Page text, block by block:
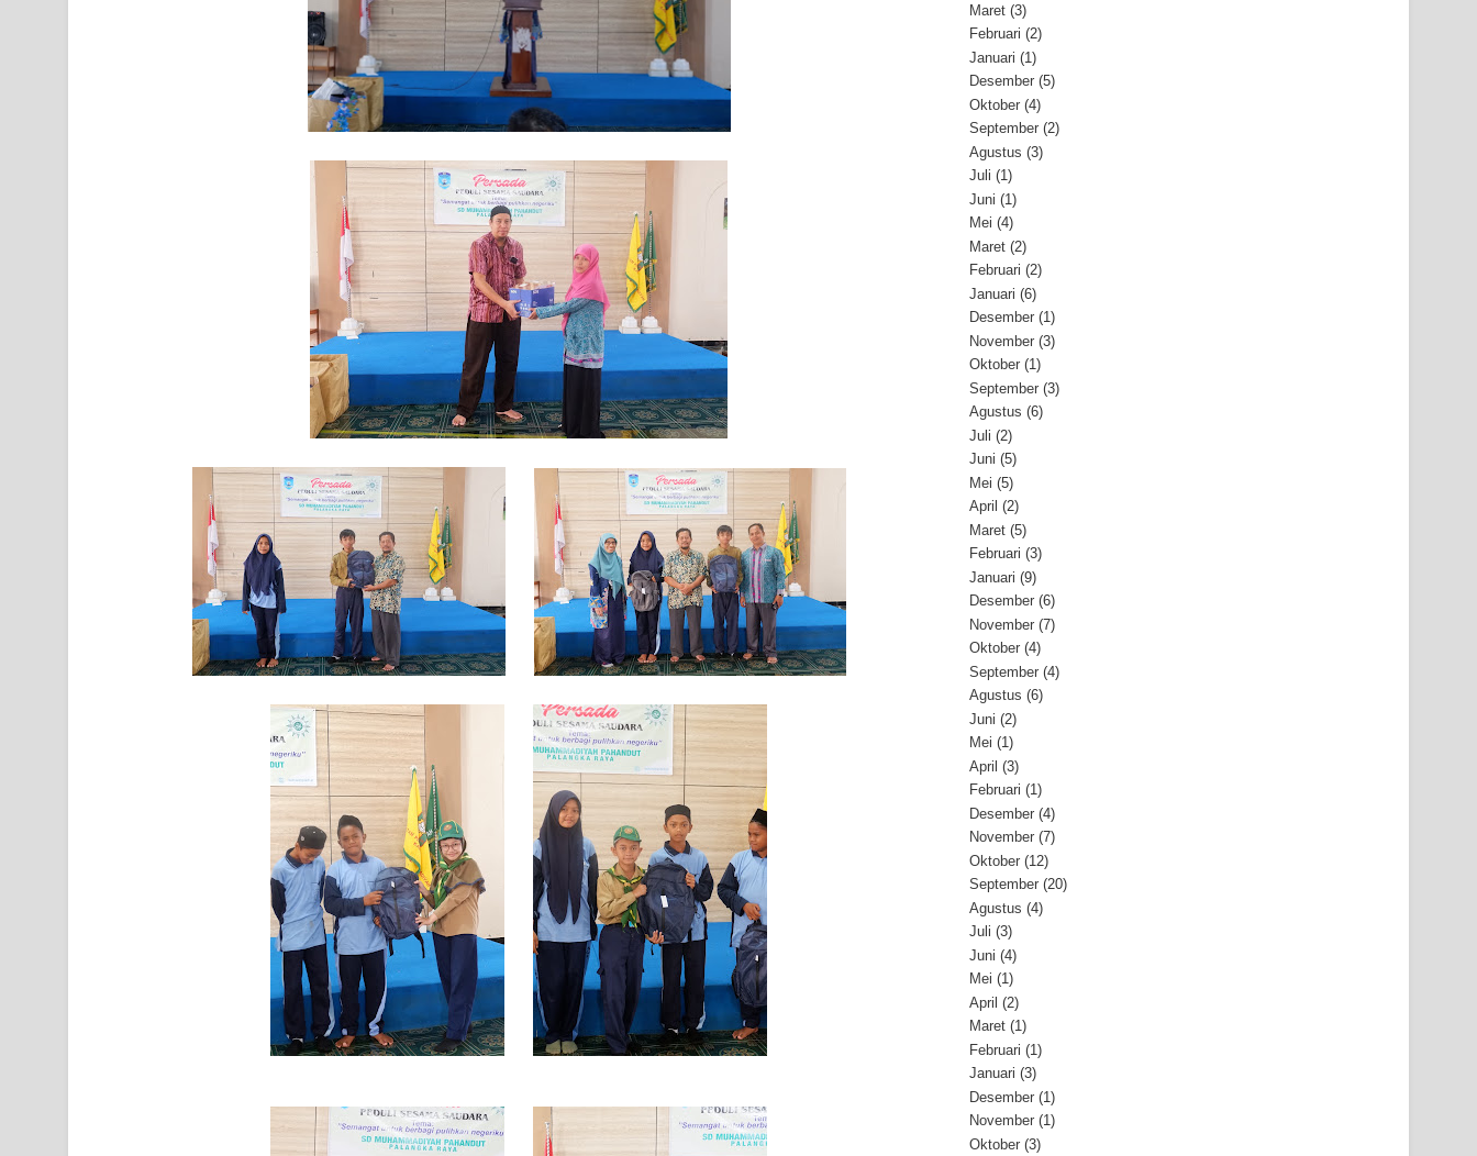
Maret (3)
Februari (2)
Januari (1)
Desember (5)
Oktober (4)
September (2)
Agustus (3)
Juli (1)
Juni (1)
Mei (4)
Maret (2)
Februari (2)
Januari (6)
Desember (1)
November (3)
Oktober (1)
September (3)
Agustus (6)
Juli (2)
Juni (5)
Mei (5)
April (2)
Maret (5)
Februari (3)
Januari (9)
Desember (6)
November (7)
Oktober (4)
September (4)
Agustus (6)
Juni (2)
Mei (1)
April (3)
Februari (1)
Desember (4)
November (7)
Oktober (12)
September (20)
Agustus (4)
Juli (3)
Juni (4)
Mei (1)
April (2)
Maret (1)
Februari (1)
Januari (3)
Desember (1)
November (1)
Oktober (3)